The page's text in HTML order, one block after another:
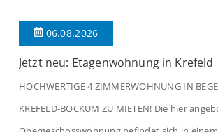
06.08.2026
Jetzt neu: Etagenwohnung in Krefeld
HOCHWERTIGE 4 ZIMMERWOHNUNG IN
KREFELD-BOCKUM ZU MIETEN! Die hier